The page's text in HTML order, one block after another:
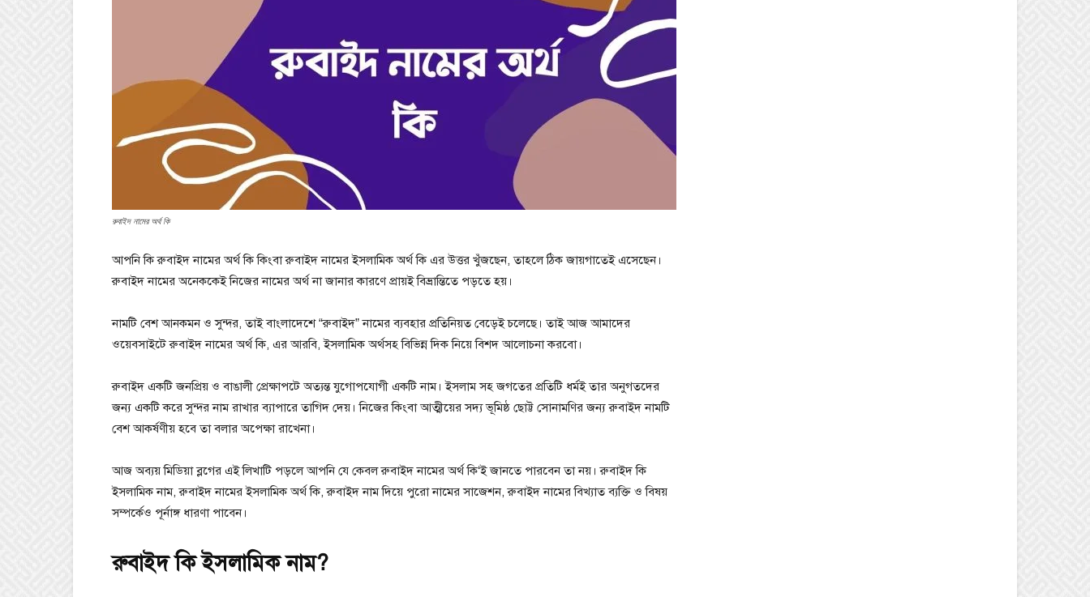
রুবাইদ নামের অর্থ কি
আপনি কি রুবাইদ নামের অর্থ কি কিংবা রুবাইদ নামের ইসলামিক অর্থ কি এর উত্তর খুঁজছেন, তাহলে ঠিক জায়গাতেই এসেছেন।
রুবাইদ নামের অনেককেই নিজের নামের অর্থ না জানার কারণে প্রায়ই বিভ্রান্তিতে পড়তে হয়।
নামটি বেশ আনকমন ও সুন্দর, তাই বাংলাদেশে “রুবাইদ” নামের ব্যবহার প্রতিনিয়ত বেড়েই চলেছে। তাই আজ আমাদের
ওয়েবসাইটে রুবাইদ নামের অর্থ কি, এর আরবি, ইসলামিক অর্থসহ বিভিন্ন দিক নিয়ে বিশদ আলোচনা করবো।
রুবাইদ একটি জনপ্রিয় ও বাঙালী প্রেক্ষাপটে অত্যন্ত যুগোপযোগী একটি নাম। ইসলাম সহ জগতের প্রতিটি ধর্মই তার অনুগতদের
জন্য একটি করে সুন্দর নাম রাখার ব্যাপারে তাগিদ দেয়। নিজের কিংবা আত্মীয়ের সদ্য ভূমিষ্ঠ ছোট্ট সোনামণির জন্য রুবাইদ নামটি
বেশ আকর্ষণীয় হবে তা বলার অপেক্ষা রাখেনা।
আজ অব্যয় মিডিয়া ব্লগের এই লিখাটি পড়লে আপনি যে কেবল রুবাইদ নামের অর্থ কি‘ই জানতে পারবেন তা নয়। রুবাইদ কি
ইসলামিক নাম, রুবাইদ নামের ইসলামিক অর্থ কি, রুবাইদ নাম দিয়ে পুরো নামের সাজেশন, রুবাইদ নামের বিখ্যাত ব্যক্তি ও বিষয়
সম্পর্কেও পূর্নাঙ্গ ধারণা পাবেন।
রুবাইদ কি ইসলামিক নাম?